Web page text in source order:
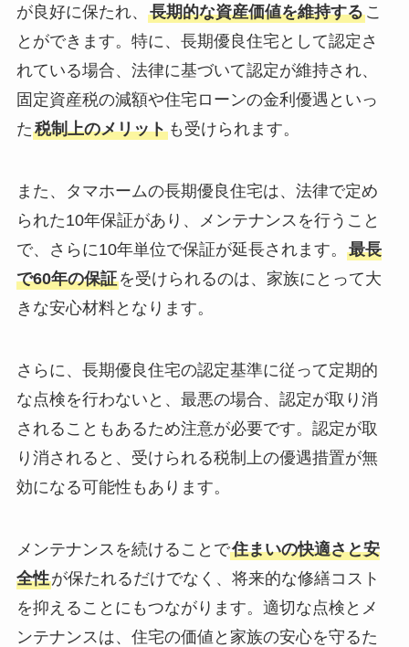
が良好に保たれ、 長期的な資産価値を維持するこ
とができます。特に、長期優良住宅として認定さ
れている場合、法律に基づいて認定が維持され、
固定資産税の減額や住宅ローンの金利優遇といっ
た税制上のメリットも受けられます。
また、タマホームの長期優良住宅は、法律で定め
られた10年保証があり、メンテナンスを行うこと
で、さらに10年単位で保証が延長されます。 最長
で60年の保証を受けられるのは、家族にとって大
きな安心材料となります。
さらに、長期優良住宅の認定基準に従って定期的
な点検を行わないと、最悪の場合、認定が取り消
されることもあるため注意が必要です。認定が取
り消されると、受けられる税制上の優遇措置が無
効になる可能性もあります。
メンテナンスを続けることで住まいの快適さと安
全性が保たれるだけでなく、将来的な修繕コスト
を抑えることにもつながります。適切な点検とメ
ンテナンスは、住宅の価値と家族の安心を守るた